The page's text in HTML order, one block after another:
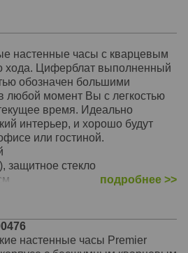
настенные часы с кварцевым
хода. Циферблат выполненный
обозначен большими
любой момент Вы с легкостью
время. Идеально
интерьер, и хорошо будут
или гостиной.
защитное стекло
подробнее >>
настенные часы Premier